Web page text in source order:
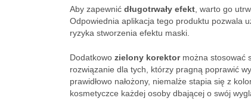
Aby zapewnić długotrwały efekt , warto go
Odpowiednia aplikacja tego produktu pozwala
ryzyka stworzenia efektu maski.
Dodatkowo zielony korektormożna stosować
rozwiązanie dla tych, którzy pragną poprawić
prawidłowo nałożony, niemalże stapia się z
kosmetyczce każdej osoby dbającej o swój